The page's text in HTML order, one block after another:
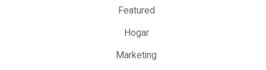
Featured
Hogar
Marketing